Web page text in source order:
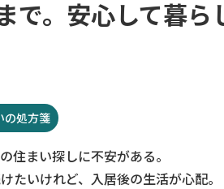
で。安心して暮ら
の処方箋
住まい探しに不安がある。
たいけれど、入居後の生活が心配。